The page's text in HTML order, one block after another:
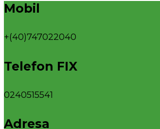
Mobil
+(40)747022040
Telefon FIX
0240515541
Adresa